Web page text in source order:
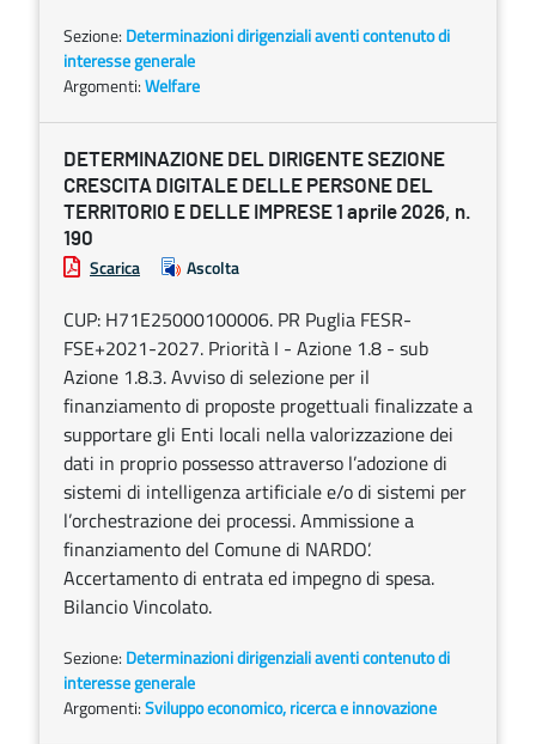
Sezione: Determinazioni dirigenziali aventi contenuto di
interesse generale
Argomenti:Welfare
DETERMINAZIONE DEL DIRIGENTE SEZIONE
CRESCITA DIGITALE DELLE PERSONE DEL
TERRITORIO E DELLE IMPRESE 1 aprile 2026, n.
190
Scarica Ascolta
CUP: H71E25000100006. PR Puglia FESR-
FSE+2021-2027. Priorità I - Azione 1.8 - sub
Azione 1.8.3. Avviso di selezione per il
finanziamento di proposte progettuali finalizzate a
supportare gli Enti locali nella valorizzazione dei
dati in proprio possesso attraverso l’adozione di
sistemi di intelligenza artificiale e/o di sistemi per
l’orchestrazione dei processi. Ammissione a
finanziamento del Comune di NARDO’.
Accertamento di entrata ed impegno di spesa.
Bilancio Vincolato.
Sezione: Determinazioni dirigenziali aventi contenuto di
interesse generale
Argomenti:Sviluppo economico, ricerca e innovazione